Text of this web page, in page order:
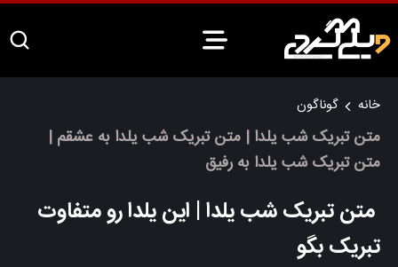
خانه گوناگون
متن تبریک شب یلدا | متن تبریک شب یلدا به عشقم |
متن تبریک شب یلدا به رفیق
متن تبریک شب یلدا | این یلدا رو متفاوت
تبریک بگو